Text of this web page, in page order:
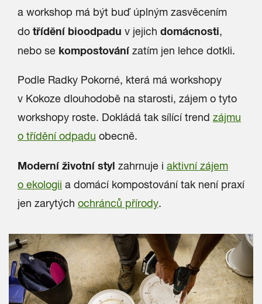
a workshop má být buď úplným zasvěcením
do třídění bioodpadu v jejich domácnosti,
nebo se kompostovánízatím jen lehce dotkli.
Podle Radky Pokorné, která má workshopy
v Kokoze dlouhodobě na starosti, zájem o tyto
workshopy roste. Dokládá tak sílící trend zájmu
o třídění odpadu obecně.
Moderní životní styl zahrnuje i aktivní zájem
o ekologii a domácí kompostování tak není praxí
jen zarytých ochránců přírody.